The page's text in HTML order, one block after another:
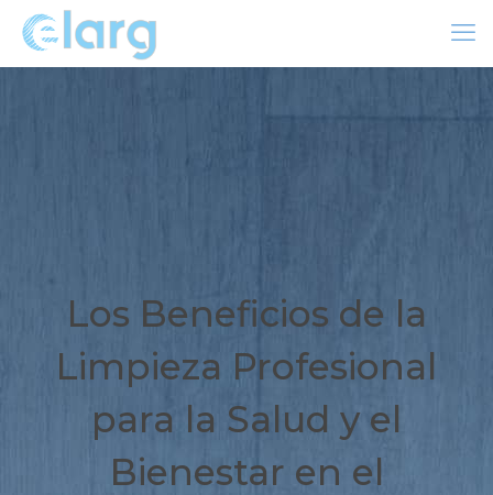
Los Beneficios de la
Limpieza Profesional
para la Salud y el
Bienestar en el